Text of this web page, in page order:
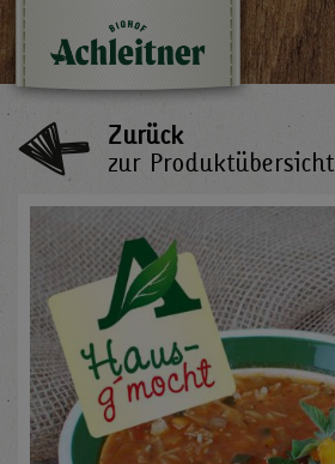
Zurück
zur Produktübersicht